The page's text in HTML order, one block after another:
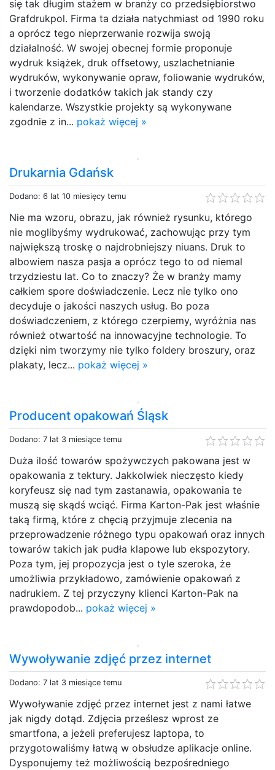
się tak długim stażem w branży co przedsiębiorstwo
Grafdrukpol. Firma ta działa natychmiast od 1990 roku
a oprócz tego nieprzerwanie rozwija swoją
działalność. W swojej obecnej formie proponuje
wydruk książek, druk offsetowy, uszlachetnianie
wydruków, wykonywanie opraw, foliowanie wydruków,
i tworzenie dodatków takich jak standy czy
kalendarze. Wszystkie projekty są wykonywane
zgodnie z in... pokaż więcej »
Drukarnia Gdańsk
Dodano: 6 lat 10 miesięcy temu
Nie ma wzoru, obrazu, jak również rysunku, którego
nie moglibyśmy wydrukować, zachowując przy tym
największą troskę o najdrobniejszy niuans. Druk to
albowiem nasza pasja a oprócz tego to od niemal
trzydziestu lat. Co to znaczy? Że w branży mamy
całkiem spore doświadczenie. Lecz nie tylko ono
decyduje o jakości naszych usług. Bo poza
doświadczeniem, z którego czerpiemy, wyróżnia nas
również otwartość na innowacyjne technologie. To
dzięki nim tworzymy nie tylko foldery broszury, oraz
plakaty, lecz... pokaż więcej »
Producent opakowań Śląsk
Dodano: 7 lat 3 miesiące temu
Duża ilość towarów spożywczych pakowana jest w
opakowania z tektury. Jakkolwiek nieczęsto kiedy
koryfeusz się nad tym zastanawia, opakowania te
muszą się skądś wciąć. Firma Karton-Pak jest właśnie
taką firmą, które z chęcią przyjmuje zlecenia na
przeprowadzenie różnego typu opakowań oraz innych
towarów takich jak pudła klapowe lub ekspozytory.
Poza tym, jej propozycja jest o tyle szeroka, że
umożliwia przykładowo, zamówienie opakowań z
nadrukiem. Z tej przyczyny klienci Karton-Pak na
prawdopodob... pokaż więcej »
Wywoływanie zdjęć przez internet
Dodano: 7 lat 3 miesiące temu
Wywoływanie zdjęć przez internet jest z nami łatwe
jak nigdy dotąd. Zdjęcia prześlesz wprost ze
smartfona, a jeżeli preferujesz laptopa, to
przygotowaliśmy łatwą w obsłudze aplikacje online.
Dysponujemy też możliwością bezpośredniego